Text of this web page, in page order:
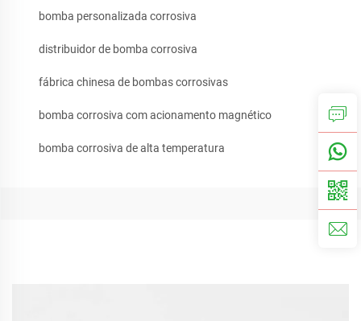
bomba personalizada corrosiva
distribuidor de bomba corrosiva
fábrica chinesa de bombas corrosivas
bomba corrosiva com acionamento magnético
bomba corrosiva de alta temperatura